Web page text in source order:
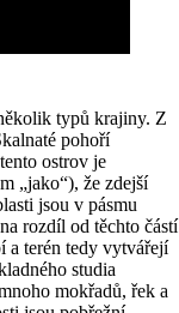
typů krajiny. Z
pohoří
ostrov je
„jako“), že zdejší
jsou v pásmu
rozdíl od těchto částí
a terén tedy vytvářejí
studia
mokřadů, řek a